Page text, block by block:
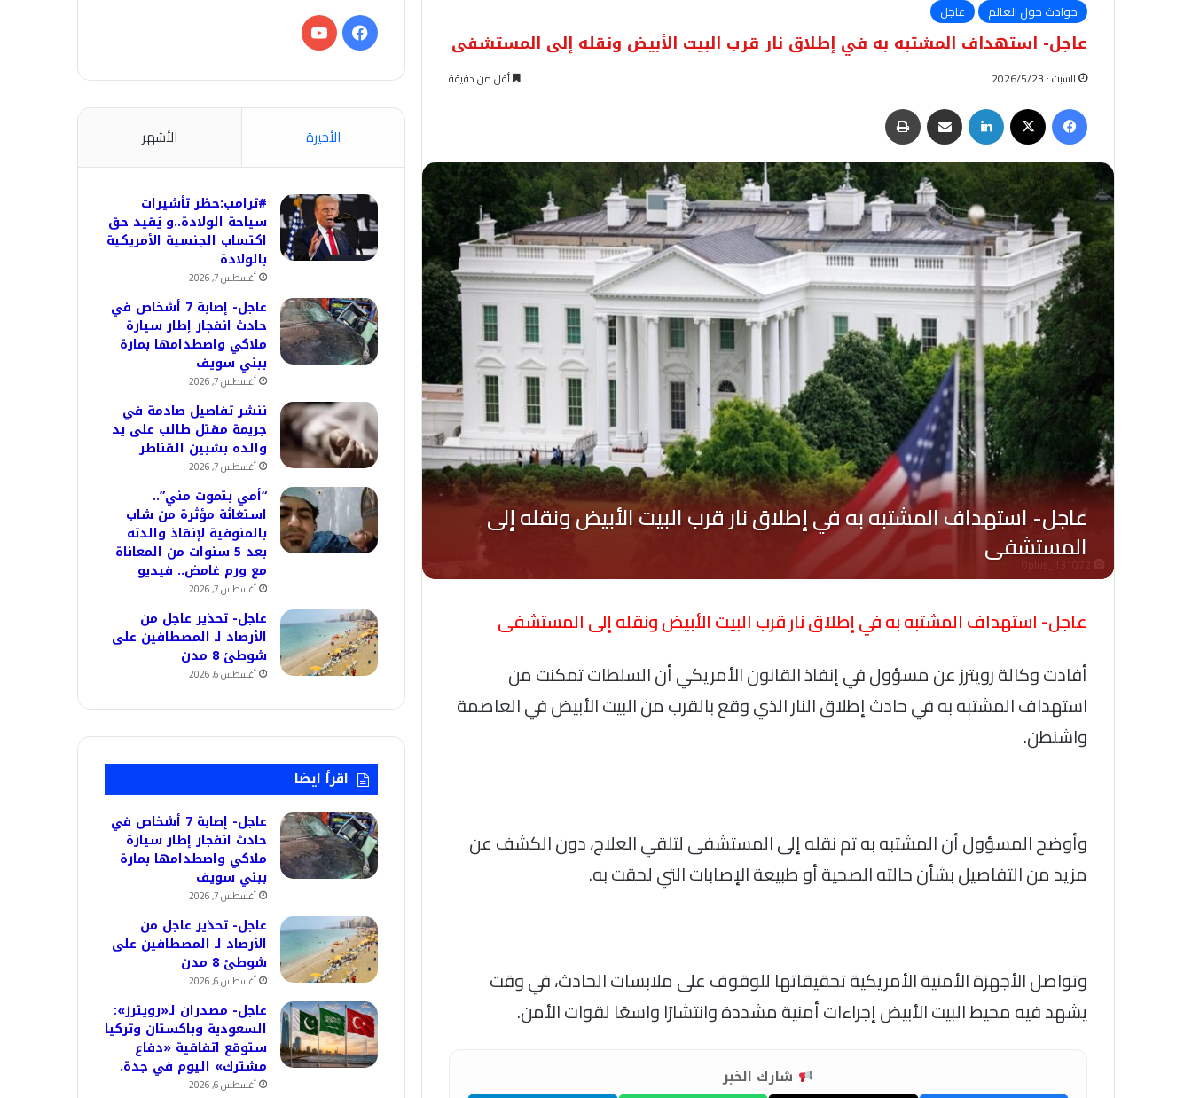
حوادث حول العالم
عاجل
عاجل- استهداف المشتبه به في إطلاق نار قرب البيت الأبيض ونقله إلى المستشفى
السبت : 2026/5/23 أقل من دقيقة
فيسبوك لينكدإن مشاركة عبر البريد
عاجل- استهداف المشتبه به في إطلاق نار قرب البيت الأبيض ونقله إلى المستشفى
أفادت وكالة رويترز عن مسؤول في إنفاذ القانون الأمريكي أن السلطات تمكنت من
استهداف المشتبه به في حادث إطلاق النار الذي وقع بالقرب من البيت الأبيض في العاصمة
واشنطن.
وأوضح المسؤول أن المشتبه به تم نقله إلى المستشفى لتلقي العلاج، دون الكشف عن
مزيد من التفاصيل بشأن حالته الصحية أو طبيعة الإصابات التي لحقت به.
وتواصل الأجهزة الأمنية الأمريكية تحقيقاتها للوقوف على ملابسات الحادث، في وقت
يشهد فيه محيط البيت الأبيض إجراءات أمنية مشددة وانتشارًا واسعًا لقوات الأمن.
شارك الخبر
فيسبوك‫YouTube
الأخيرة الأشهر
#ترامب:حظر تأشيرات
سياحة الولادة..و يُقيد حق
اكتساب الجنسية الأمريكية
بالولادة
أغسطس 7, 2026
عاجل- إصابة 7 أشخاص في
حادث انفجار إطار سيارة
ملاكي واصطدامها بمارة
ببني سويف
أغسطس 7, 2026
ننشر تفاصيل صادمة في
جريمة مقتل طالب على يد
والده بشبين القناطر
أغسطس 7, 2026
“أمي بتموت مني”..
استغاثة مؤثرة من شاب
بالمنوفية لإنقاذ والدته
بعد 5 سنوات من المعاناة
مع ورم غامض.. فيديو
أغسطس 7, 2026
عاجل- تحذير عاجل من
الأرصاد لـ المصطافين على
شوطئ 8 مدن
أغسطس 6, 2026
اقرأ ايضا
عاجل- إصابة 7 أشخاص في
حادث انفجار إطار سيارة
ملاكي واصطدامها بمارة
ببني سويف
أغسطس 7, 2026
عاجل- تحذير عاجل من
الأرصاد لـ المصطافين على
شوطئ 8 مدن
أغسطس 6, 2026
عاجل- مصدران لـ«رويترز»:
السعودية وباكستان وتركيا
ستوقع اتفاقية «دفاع
مشترك» اليوم في جدة.
أغسطس 6, 2026